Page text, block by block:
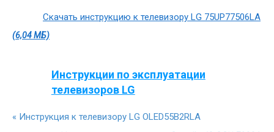
Скачать инструкцию к телевизору LG 75UP77506LA
(6,04 МБ)
Инструкции по эксплуатации
телевизоров LG
« Инструкция к телевизору LG OLED55B2RLA